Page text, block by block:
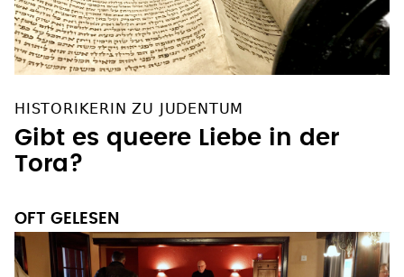
HISTORIKERIN ZU JUDENTUM
Gibt es queere Liebe in der
Tora?
OFT GELESEN